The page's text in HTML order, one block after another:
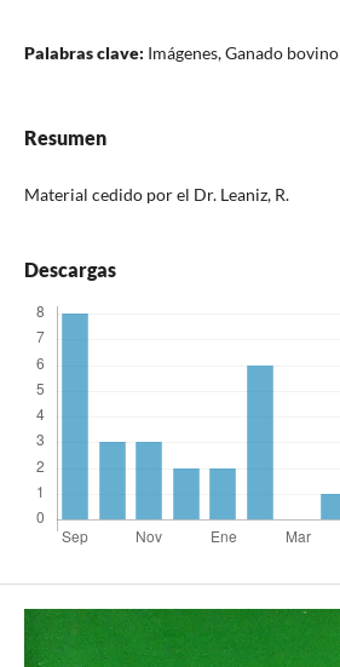
Palabras clave: Imágenes, Ganado bovino
Resumen
Material cedido por el Dr. Leaniz, R.
Descargas